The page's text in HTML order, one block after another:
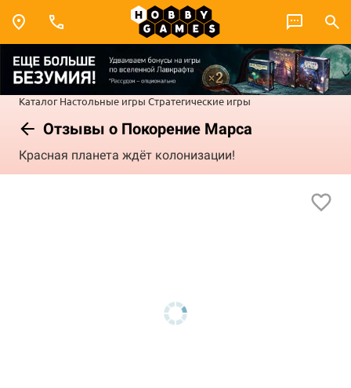
Каталог Настольные игры Стратегические игры
Отзывы о Покорение Марса
Красная планета ждёт колонизации!